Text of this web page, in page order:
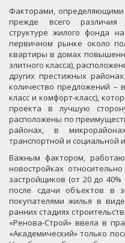
Факторами, определяющими
прежде всего различия
структуре жилого фонда
первичном рынке около
квартиры в домах
элитного класса),
других престижных
количество предложений –
класс и комфорт-класс),
проекта в лучшую
расположены по
районах, в
транспортной и социальной
Важным фактором,
новостройках
застройщиков (от 20 до
после сдачи объектов в
покупателями жилья в
ранних стадиях
«Ренова-Строй» ввела в
«Академический» только